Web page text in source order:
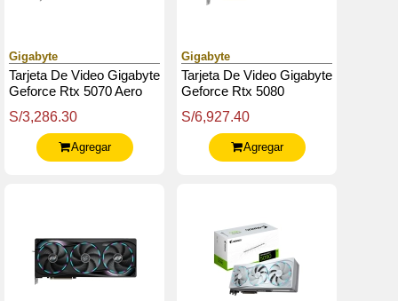
Gigabyte
Tarjeta De Video Gigabyte
Geforce Rtx 5070 Aero
Pcie Gen 5.0
S/3,286.30
Agregar
Gigabyte
Tarjeta De Video Gigabyte
Geforce Rtx 5080
Gddr7, Pcie Gen 5.0
S/6,927.40
Agregar